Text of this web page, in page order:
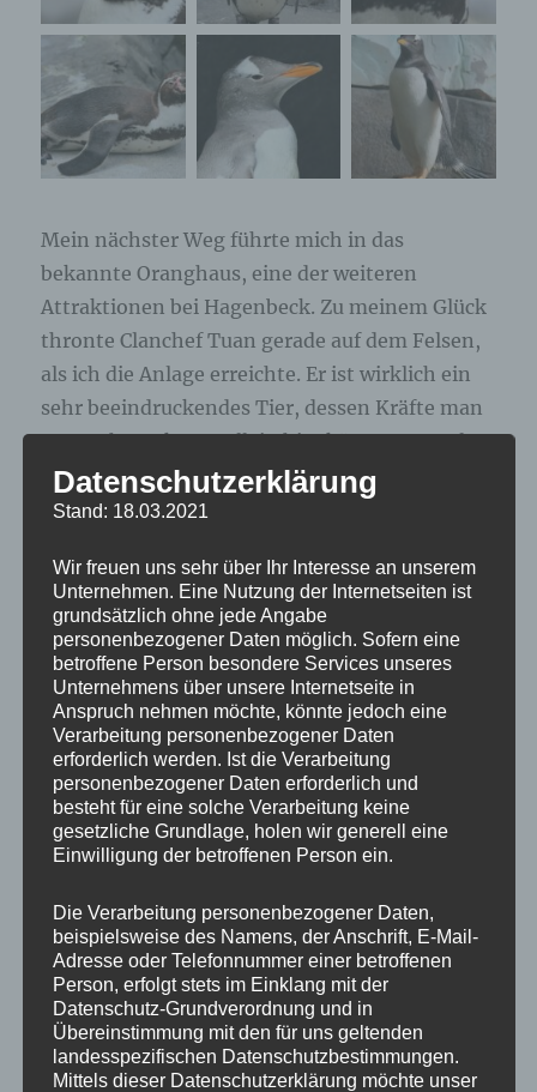
Mein nächster Weg führte mich in das
bekannte Oranghaus, eine der weiteren
Attraktionen bei Hagenbeck. Zu meinem Glück
thronte Clanchef Tuan gerade auf dem Felsen,
als ich die Anlage erreichte. Er ist wirklich ein
sehr beeindruckendes Tier, dessen Kräfte man
nur erahnen kann. Allein hier könnte man als
Fotograf den Tag verbringen und man würde
sicher mit vielen tollen Bildern belohnt.
Ich beschloss nach dem Besuch bei den Orangs,
es für diesen Tag bei einem lockeren Rundgang
zu belassen und fotografisch mitzunehmen,
was dieser Weg so bietet. Und das ist bei
Hagenbeck eine Menge.
Datenschutzerklärung
Stand: 18.03.2021
Wir freuen uns sehr über Ihr Interesse an unserem
Unternehmen. Eine Nutzung der Internetseiten ist
grundsätzlich ohne jede Angabe
personenbezogener Daten möglich. Sofern eine
betroffene Person besondere Services unseres
Unternehmens über unsere Internetseite in
Anspruch nehmen möchte, könnte jedoch eine
Verarbeitung personenbezogener Daten
erforderlich werden. Ist die Verarbeitung
personenbezogener Daten erforderlich und
besteht für eine solche Verarbeitung keine
gesetzliche Grundlage, holen wir generell eine
Einwilligung der betroffenen Person ein.
Die Verarbeitung personenbezogener Daten,
beispielsweise des Namens, der Anschrift, E-Mail-
Adresse oder Telefonnummer einer betroffenen
Person, erfolgt stets im Einklang mit der
Datenschutz-Grundverordnung und in
Übereinstimmung mit den für uns geltenden
landesspezifischen Datenschutzbestimmungen.
Mittels dieser Datenschutzerklärung möchte unser